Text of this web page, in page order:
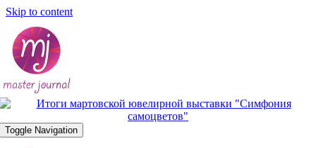
Skip to content
Toggle Navigation